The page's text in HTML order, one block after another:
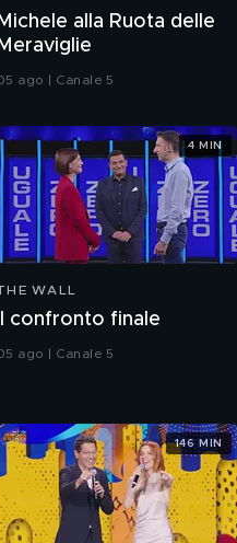
Michele alla Ruota delle
Meraviglie
ago | Canale 5
WALL
Il confronto finale
ago | Canale 5
4 MIN
146 MIN